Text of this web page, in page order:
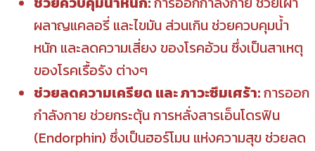
ผลาญแคลอรี่ และไขมัน ส่วนเกิน ช่วยควบคุมน้ำ
หนัก และลดความเสี่ยง ของโรคอ้วน ซึ่งเป็นสาเหตุ
ของโรคเรื้อรัง ต่างๆ
ช่วยลดความเครียด และ ภาวะซึมเศร้า:การออก
กำลังกาย ช่วยกระตุ้น การหลั่งสารเอ็นโดรฟิน
(Endorphin) ซึ่งเป็นฮอร์โมน แห่งความสุข ช่วยลด